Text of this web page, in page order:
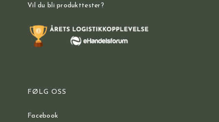
Vil du bli produkttester?
FØLG OSS
Facebook